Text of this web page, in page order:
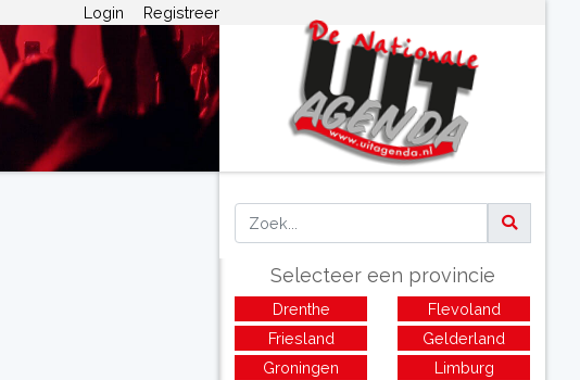
Login Registreer
Selecteer een provincie
Drenthe
Flevoland
Friesland
Gelderland
Groningen
Limburg